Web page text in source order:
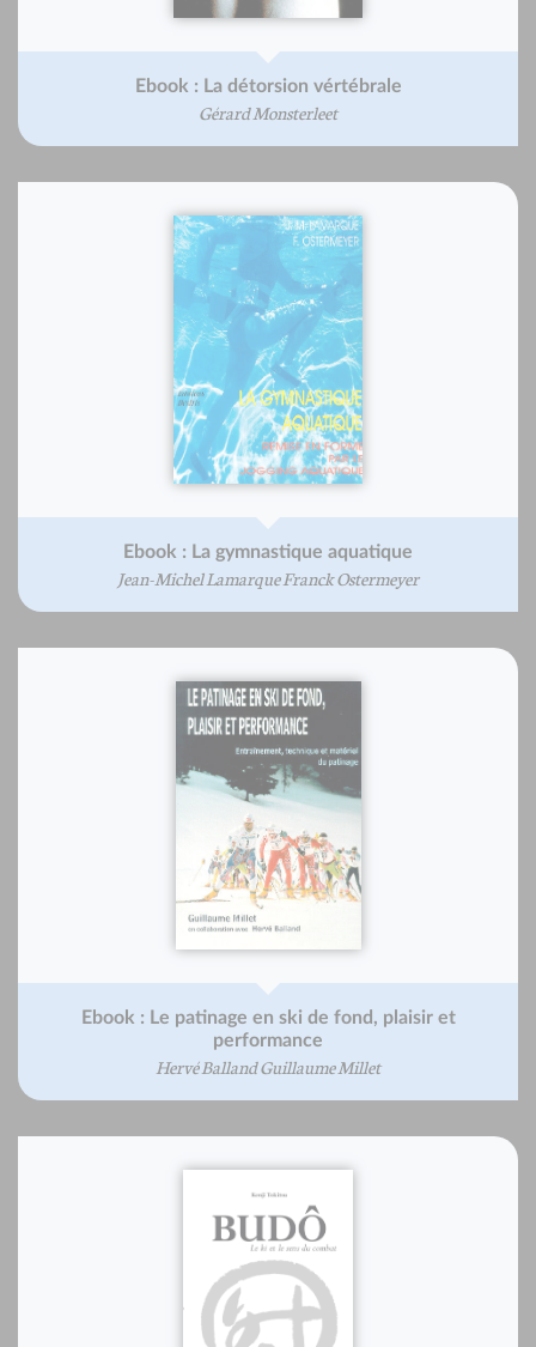
Ebook : La détorsion vértébrale
Gérard Monsterleet
Ebook : La gymnastique aquatique
Jean-Michel Lamarque Franck Ostermeyer
Ebook : Le patinage en ski de fond, plaisir et
performance
Hervé Balland Guillaume Millet